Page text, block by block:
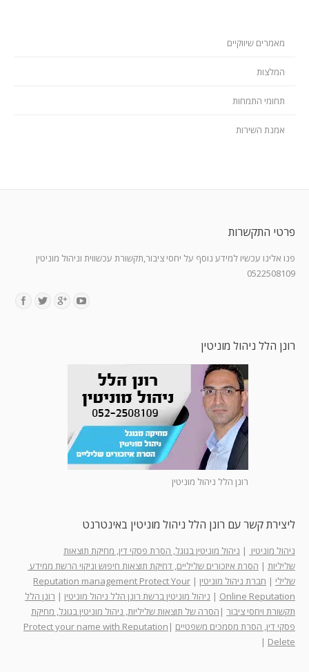
מאמרים שיווקיים
המלצות
תחומי התמחות
אמנת השירות
פרטי התקשרות
פנו אלינו עכשיו למידע נוסף על יחסי ציבור,תקשורת עכשווית וניהול מוניטין
0522508109
רונן הלל ניהול מוניטין
רונן הלל ניהול מוניטין
ליצירת קשר עם רונן הלל ניהול מוניטין באינטרנט
ניהול מוניטין | ניהול מוניטין בגוגל, הסרת פסקי דין, מחיקת תוצאות
שליליות | הסרת איזכורים שליליים, דחיקת תוצאות חיפוש וניקוי הרשת ממידע
שלילי | חברת ניהול מוניטין |
Reputation management Protect Your
Online Reputation
| ניהול מוניטין ברשת רונן הלל ניהול מוניטין | רונן הלל
תקשורת ויחסי ציבור | הסרה של תוצאות שליליות, ניהול מוניטין בגוגל, מחיקת
פסקי דין, הסרת מסמכים משפטיים |
Protect your name with Reputation
Delete
|